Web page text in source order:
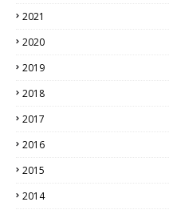
2021
2020
2019
2018
2017
2016
2015
2014